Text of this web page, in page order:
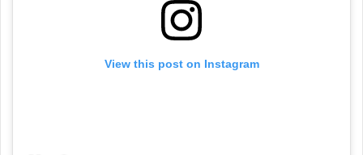
View this post on Instagram